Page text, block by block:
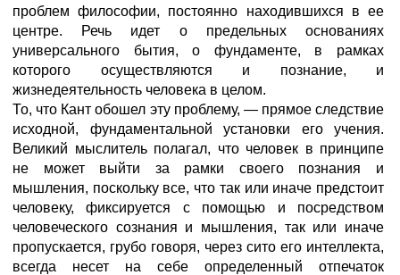
проблем философии, постоянно находившихся в ее
центре. Речь идет о предельных основаниях
универсального бытия, о фундаменте, в рамках
которого осуществляются и познание, и
жизнедеятельность человека в целом.
То, что Кант обошел эту проблему, — прямое следствие
исходной, фундаментальной установки его учения.
Великий мыслитель полагал, что человек в принципе
не может выйти за рамки своего познания и
мышления, поскольку все, что так или иначе предстоит
человеку, фиксируется с помощью и посредством
человеческого сознания и мышления, так или иначе
пропускается, грубо говоря, через сито его интеллекта,
всегда несет на себе определенный отпечаток